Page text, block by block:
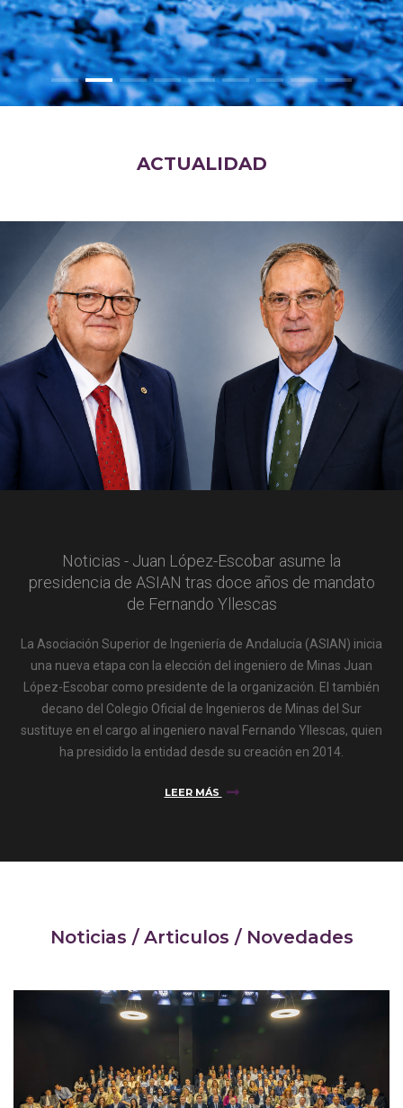
ACTUALIDAD
Noticias - Juan López-Escobar asume la
presidencia de ASIAN tras doce años de mandato
de Fernando Yllescas
La Asociación Superior de Ingeniería de Andalucía (ASIAN) inicia
una nueva etapa con la elección del ingeniero de Minas Juan
López-Escobar como presidente de la organización. El también
decano del Colegio Oficial de Ingenieros de Minas del Sur
sustituye en el cargo al ingeniero naval Fernando Yllescas, quien
ha presidido la entidad desde su creación en 2014.
LEER MÁS
Noticias / Articulos / Novedades